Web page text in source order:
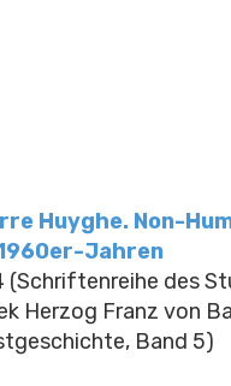
Huyghe. Non-
Jahren
(Schriftenreihe des
Herzog Franz von
Band 5)